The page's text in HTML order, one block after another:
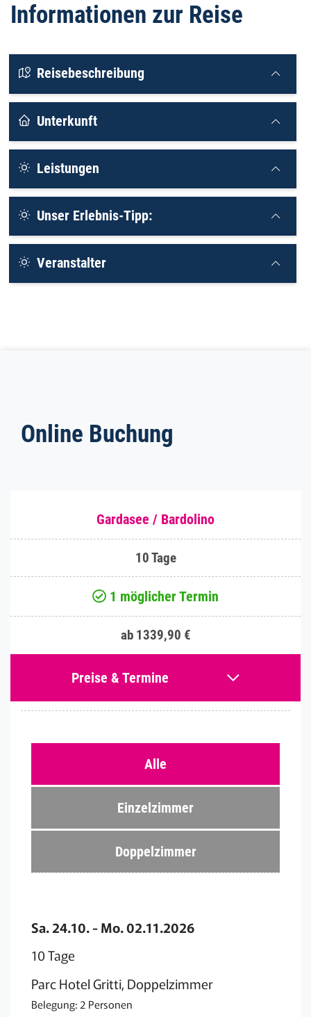
Informationen zur Reise
Reisebeschreibung
Unterkunft
Leistungen
Unser Erlebnis-Tipp:
Veranstalter
Online Buchung
Gardasee / Bardolino
10 Tage
1 möglicher Termin
ab 1339,90 €
Preise & Termine
Alle
Einzelzimmer
Doppelzimmer
Sa. 24.10. - Mo. 02.11.2026
10 Tage
Parc Hotel Gritti, Doppelzimmer
Belegung: 2 Personen